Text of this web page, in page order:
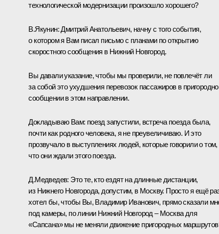
технологической модернизации произошло хорошего?
В.Якунин:Дмитрий Анатольевич, начну с того события,
о котором я Вам писал письмо с планами по открытию
скоростного сообщения в Нижний Новгород.
Вы давали указание, чтобы мы проверили, не повлечёт ли
за собой это ухудшения перевозок пассажиров в
сообщении в этом направлении.
Докладываю Вам: поезд запустили, встреча поезда была,
почти как родного человека, я не преувеличиваю. И это
прозвучало в выступлениях людей, которые говорили о том,
что они ждали этого поезда.
Д.Медведев: Это те, кто ездят на длинные дистанции,
из Нижнего Новгорода, допустим, в Москву. Просто я ещё
хотел бы, чтобы Вы, Владимир Иванович, прямо сказали
под камеры, по линии Нижний Новгород – Москва для
«Сапсана» мы не меняли движение пригородных